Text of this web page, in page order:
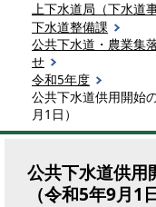
上下水道局（下水道事
下水道整備課
公共下水道・農業集
せ
令和5年度
公共下水道供用開始
月1日）
公共下水道供用
（令和5年9月1